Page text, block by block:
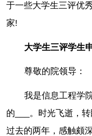
于一些大学生三评优
家!
大学生三评学生
尊敬的院领导：
我是信息工程学
的___。时光飞逝，
过去的两年，感触颇